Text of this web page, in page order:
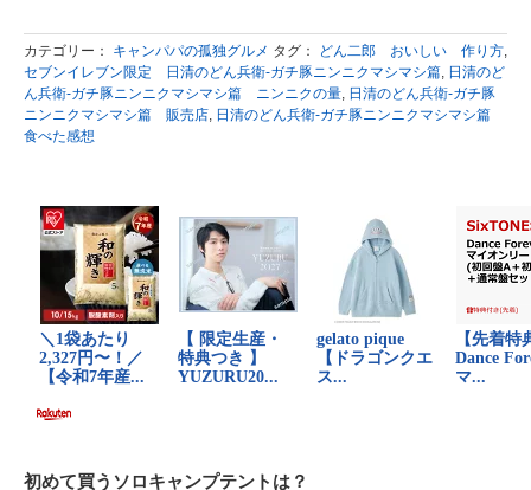
カテゴリー： キャンパパの孤独グルメ タグ： どん二郎 おいしい 作り方,
セブンイレブン限定 日清のどん兵衛-ガチ豚ニンニクマシマシ篇, 日清のど
ん兵衛-ガチ豚ニンニクマシマシ篇 ニンニクの量, 日清のどん兵衛-ガチ豚
ニンニクマシマシ篇 販売店, 日清のどん兵衛-ガチ豚ニンニクマシマシ篇
食べた感想
初めて買うソロキャンプテントは？